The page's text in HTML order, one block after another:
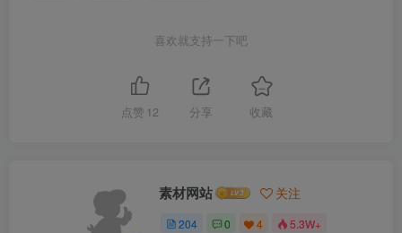
喜欢就支持一下吧
点赞 12 分享 收藏
素材网站 关注
204 0 4 5.3W+